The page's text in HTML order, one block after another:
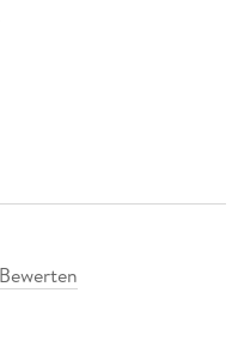
Bewerten